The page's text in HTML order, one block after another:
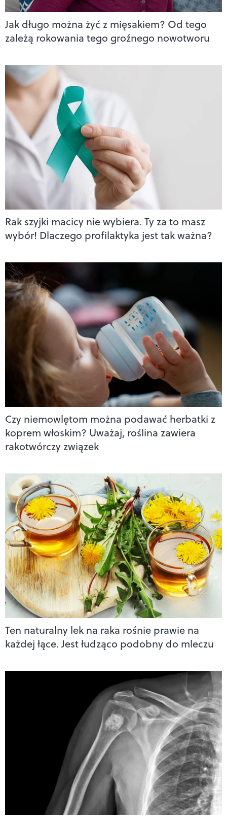
Jak długo można żyć z mięsakiem? Od tego
zależą rokowania tego groźnego nowotworu
Rak szyjki macicy nie wybiera. Ty za to masz
wybór! Dlaczego profilaktyka jest tak ważna?
Czy niemowlętom można podawać herbatki z
koprem włoskim? Uważaj, roślina zawiera
rakotwórczy związek
Ten naturalny lek na raka rośnie prawie na
każdej łące. Jest łudząco podobny do mleczu